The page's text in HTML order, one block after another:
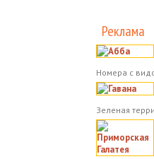
Реклама
Номера с
Зеленая